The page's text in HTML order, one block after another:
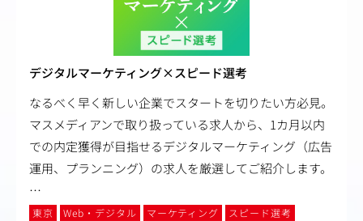
デジタルマーケティング×スピード選考
なるべく早く新しい企業でスタートを切りたい方必見。
マスメディアンで取り扱っている求人から、1カ月以内
での内定獲得が目指せるデジタルマーケティング（広告
運用、プランニング）の求人を厳選してご紹介します。
…
東京 Web・デジタル マーケティング スピード選考